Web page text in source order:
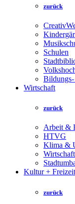
zurück
Schulen
Wirtschaft
zurück
Arbeit &
HTVG
Klima &
Kultur + Freizeit
zurück